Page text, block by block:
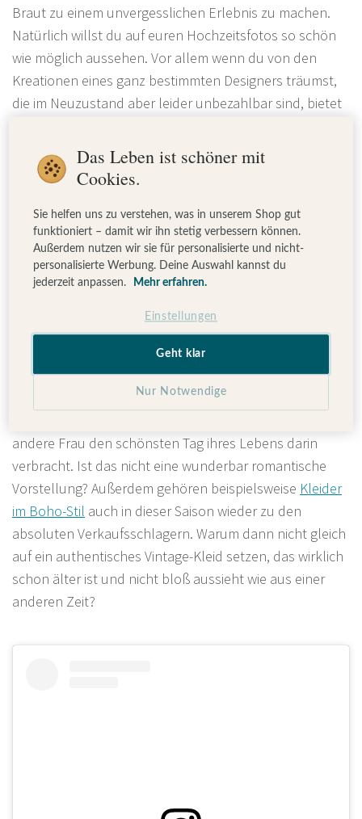
Braut zu einem unvergesslichen Erlebnis zu machen.
Natürlich willst du auf euren Hochzeitsfotos so schön
wie möglich aussehen. Vor allem wenn du von den
Kreationen eines ganz bestimmten Designers träumst,
die im Neuzustand aber leider unbezahlbar sind, bietet
du Vintage, ist dir Nachhaltigkeit besonders wichtig oder
möchtest du ein ganz besonderes Einzelteil? Dann
infrage.
Vorteile eines Secondhand-Brautkleides
Neben dem pragmatischen Grund, dass Brautkleider
secondhand deutlich günstiger sind als Neuware, gibt
es noch viele weitere Vorteile.
Ein Kleid, das bereits von einer anderen Braut getragen
andere Frau den schönsten Tag ihres Lebens darin
verbracht. Ist das nicht eine wunderbar romantische
Vorstellung? Außerdem gehören beispielsweise Kleider
im Boho-Stil auch in dieser Saison wieder zu den
absoluten Verkaufsschlagern. Warum dann nicht gleich
auf ein authentisches Vintage-Kleid setzen, das wirklich
schon älter ist und nicht bloß aussieht wie aus einer
anderen Zeit?
Das Leben ist schöner mit
Cookies.
Sie helfen uns zu verstehen, was in unserem Shop gut
funktioniert – damit wir ihn stetig verbessern können.
Außerdem nutzen wir sie für personalisierte und nicht-
personalisierte Werbung. Deine Auswahl kannst du
jederzeit anpassen.
Mehr erfahren.
Einstellungen
Nur Notwendige
Geht klar